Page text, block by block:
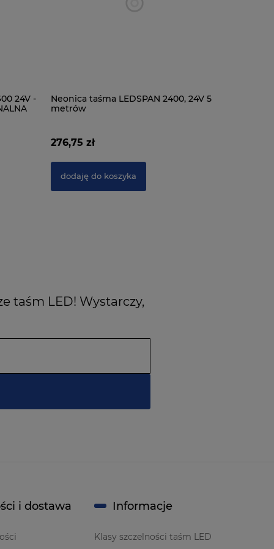
24V -
Neonica taśma LEDSPAN 2400, 24V 5
metrów
276,75 zł
dodaję do koszyka
taśm LED! Wystarczy,
i dostawa Informacje
Klasy szczelności taśm LED